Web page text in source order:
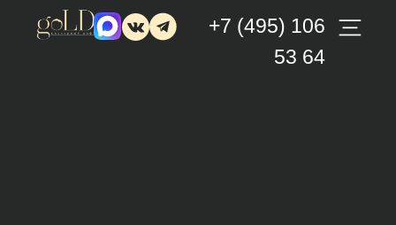
+7 (495) 106
53 64